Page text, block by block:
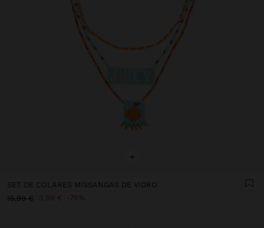
+
SET DE COLARES MISSANGAS DE VIDRO
15,99 €
3,99 € 75%